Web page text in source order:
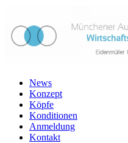
News
Konzept
Köpfe
Konditionen
Anmeldung
Kontakt